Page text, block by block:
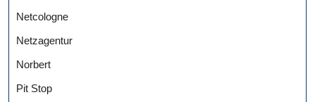
Netcologne
Netzagentur
Norbert
Pit Stop